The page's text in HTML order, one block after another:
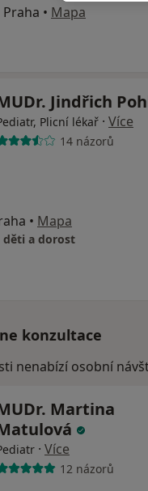
Praha • Mapa
Jindřich
Plicní lékař · Více
14 názorů
• Mapa
a dorost
konzultace
nenabízí osobní
Martina
· Více
12 názorů